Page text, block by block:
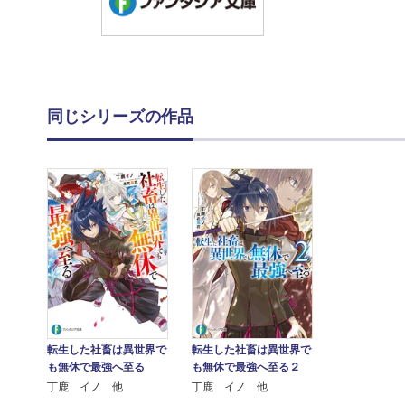
同じシリーズの作品
転生した社畜は異世界で
も無休で最強へ至る
丁鹿 イノ 他
転生した社畜は異世界で
も無休で最強へ至る２
丁鹿 イノ 他